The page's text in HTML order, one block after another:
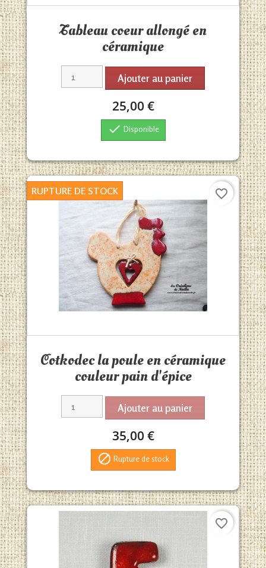
Tableau coeur allongé en
céramique
Ajouter au panier
25,00 €
 Disponible
Cotkodec la poule en céramique
couleur pain d'épice
Ajouter au panier
35,00 €
 Rupture de stock
RUPTURE DE STOCK favorite_border
favorite_border